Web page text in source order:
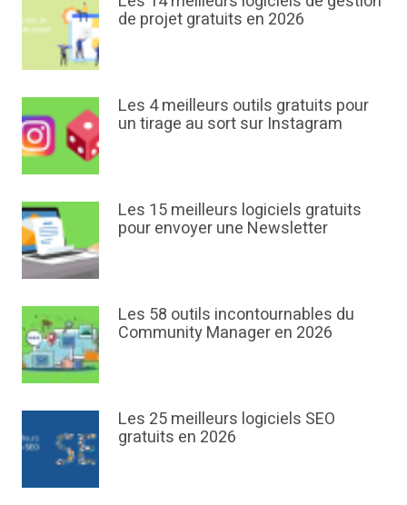
de projet gratuits en 2026
Les 4 meilleurs outils gratuits pour
un tirage au sort sur Instagram
Les 15 meilleurs logiciels gratuits
pour envoyer une Newsletter
Les 58 outils incontournables du
Community Manager en 2026
Les 25 meilleurs logiciels SEO
gratuits en 2026